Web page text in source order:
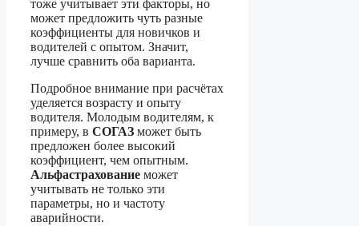
тоже учитывает эти факторы, но
может предложить чуть разные
коэффициенты для новичков и
водителей с опытом. Значит,
лучше сравнить оба варианта.
Подробное внимание при расчётах
уделяется возрасту и опыту
водителя. Молодым водителям, к
примеру, в СОГАЗ может быть
предложен более высокий
коэффициент, чем опытным.
Альфастрахование может
учитывать не только эти
параметры, но и частоту
аварийности.